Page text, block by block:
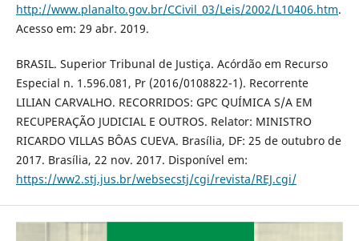
http://www.planalto.gov.br/CCivil_03/Leis/2002/L10406.htm.
Acesso em: 29 abr. 2019.
BRASIL. Superior Tribunal de Justiça. Acórdão em Recurso
Especial n. 1.596.081, Pr (2016/0108822-1). Recorrente
LILIAN CARVALHO. RECORRIDOS: GPC QUÍMICA S/A EM
RECUPERAÇÃO JUDICIAL E OUTROS. Relator: MINISTRO
RICARDO VILLAS BÔAS CUEVA. Brasília, DF: 25 de outubro de
2017. Brasília, 22 nov. 2017. Disponível em:
https://ww2.stj.jus.br/websecstj/cgi/revista/REJ.cgi/